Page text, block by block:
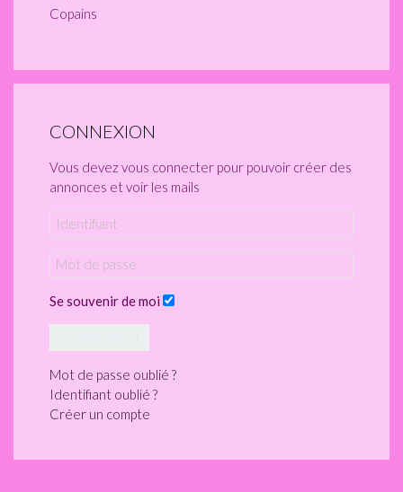
Copains
CONNEXION
Vous devez vous connecter pour pouvoir créer des
annonces et voir les mails
Se souvenir de moi
Mot de passe oublié ?
Identifiant oublié ?
Créer un compte